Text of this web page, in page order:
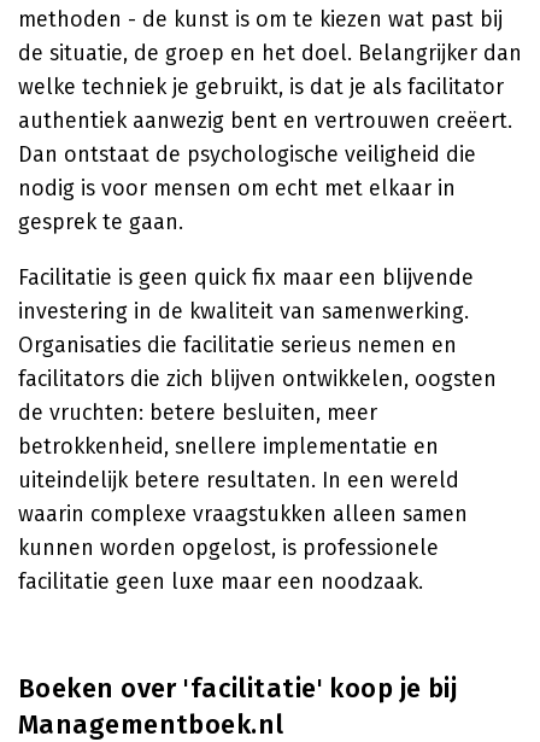
methoden - de kunst is om te kiezen wat past bij
de situatie, de groep en het doel. Belangrijker dan
welke techniek je gebruikt, is dat je als facilitator
authentiek aanwezig bent en vertrouwen creëert.
Dan ontstaat de psychologische veiligheid die
nodig is voor mensen om echt met elkaar in
gesprek te gaan.
Facilitatie is geen quick fix maar een blijvende
investering in de kwaliteit van samenwerking.
Organisaties die facilitatie serieus nemen en
facilitators die zich blijven ontwikkelen, oogsten
de vruchten: betere besluiten, meer
betrokkenheid, snellere implementatie en
uiteindelijk betere resultaten. In een wereld
waarin complexe vraagstukken alleen samen
kunnen worden opgelost, is professionele
facilitatie geen luxe maar een noodzaak.
Boeken over 'facilitatie' koop je bij
Managementboek.nl